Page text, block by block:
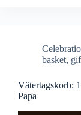
basket,
Vätertagskorb:
Papa